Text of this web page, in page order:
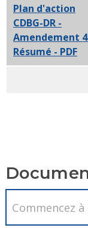
Plan d'action
CDBG-DR -
Amendement
Résumé - PDF
Plan d'action